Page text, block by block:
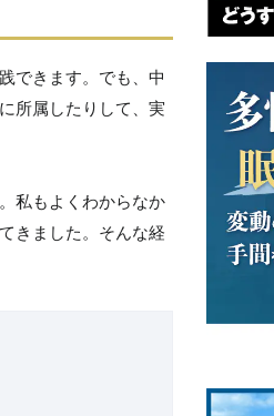
できます。でも、中
所属したりして、実
私もよくわからなか
きました。そんな経